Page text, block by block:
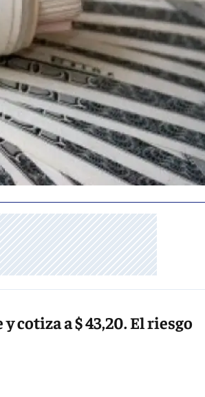
cotiza a $ 43,20. El riesgo